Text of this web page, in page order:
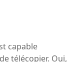
capable
télécopier. Oui,